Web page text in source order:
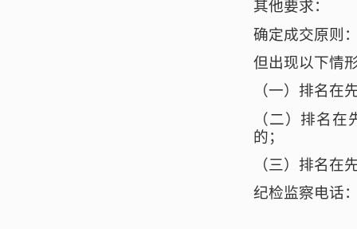
其他要求：
确定成交原则
但出现以下情
（一）排名在
（二）排名
的；
（三）排名在
纪检监察电话